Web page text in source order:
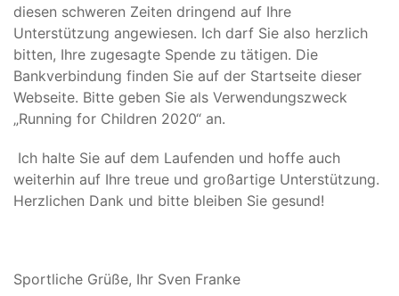
diesen schweren Zeiten dringend auf Ihre
Unterstützung angewiesen. Ich darf Sie also herzlich
bitten, Ihre zugesagte Spende zu tätigen. Die
Bankverbindung finden Sie auf der Startseite dieser
Webseite. Bitte geben Sie als Verwendungszweck
„Running for Children 2020“ an.
Ich halte Sie auf dem Laufenden und hoffe auch
weiterhin auf Ihre treue und großartige Unterstützung.
Herzlichen Dank und bitte bleiben Sie gesund!
Sportliche Grüße, Ihr Sven Franke